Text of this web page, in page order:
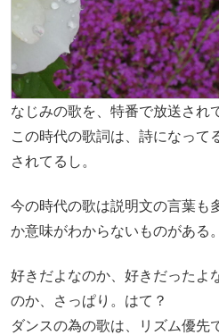
なじみの歌を、特番で放送され
この時代の歌詞は、詩になって
されてるし。
今の時代の歌は説明文の言葉も
か意味がわからないものがある。
好きだよなのか、好きだったよ
のか、さっぱり。はて？
ダンスの為の歌は、リズム優先